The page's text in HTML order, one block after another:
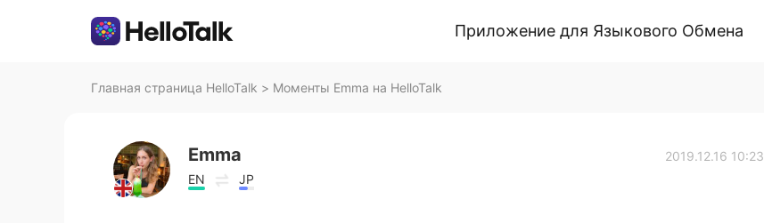
Приложение для Языкового Обмена
Главная страница HelloTalk > Моменты Emma на HelloTalk
Emma
EN JP
2019.12.16 10:23